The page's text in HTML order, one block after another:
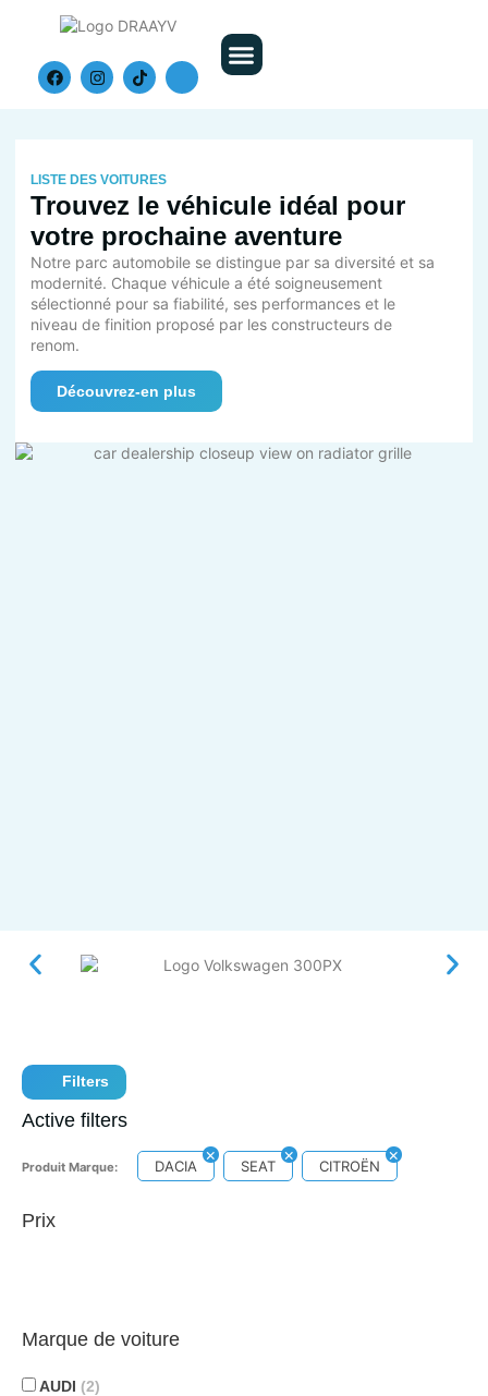
LISTE DES VOITURES
Trouvez le véhicule idéal pour
votre prochaine aventure
Notre parc automobile se distingue par sa diversité et sa
modernité. Chaque véhicule a été soigneusement
sélectionné pour sa fiabilité, ses performances et le
niveau de finition proposé par les constructeurs de
renom.
Découvrez-en plus
Filters
Active filters
Produit Marque: DACIA SEAT CITROËN
Prix
Marque de voiture
AUDI (2)